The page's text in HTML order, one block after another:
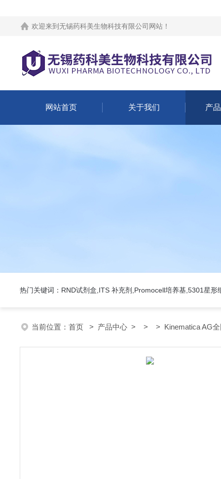
欢迎来到 无锡药科美生物科技有限公司网站 ！
网站首页 关于我们 产
热门关键词：RND试剂盒,ITS 补充剂,Promocell培养基,5301星形
当前位置： 首页 > 产品中心 > > > Kinematica AG全